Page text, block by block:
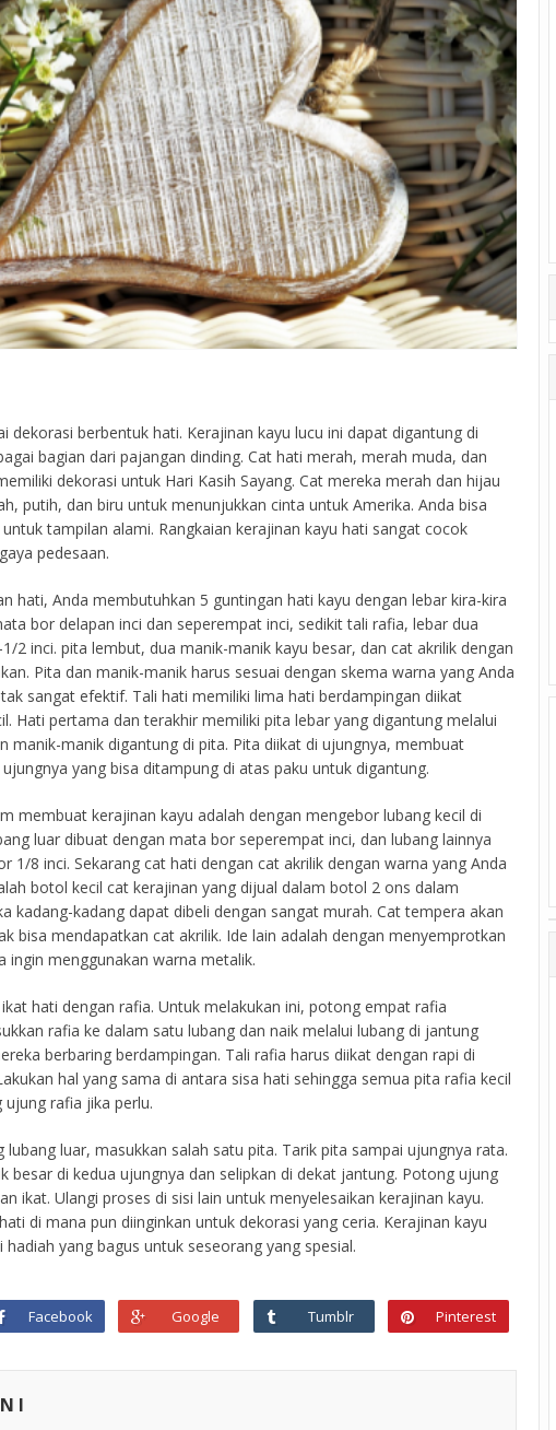
dekorasi berbentuk hati. Kerajinan kayu lucu ini dapat digantung di
bagian dari pajangan dinding. Cat hati merah, merah muda, dan
dekorasi untuk Hari Kasih Sayang. Cat mereka merah dan hijau
putih, dan biru untuk menunjukkan cinta untuk Amerika. Anda bisa
tampilan alami. Rangkaian kerajinan kayu hati sangat cocok
pedesaan.
hati, Anda membutuhkan 5 guntingan hati kayu dengan lebar kira-kira
bor delapan inci dan seperempat inci, sedikit tali rafia, lebar dua
2 inci. pita lembut, dua manik-manik kayu besar, dan cat akrilik dengan
Pita dan manik-manik harus sesuai dengan skema warna yang Anda
sangat efektif. Tali hati memiliki lima hati berdampingan diikat
Hati pertama dan terakhir memiliki pita lebar yang digantung melalui
manik-manik digantung di pita. Pita diikat di ujungnya, membuat
yang bisa ditampung di atas paku untuk digantung.
membuat kerajinan kayu adalah dengan mengebor lubang kecil di
luar dibuat dengan mata bor seperempat inci, dan lubang lainnya
1/8 inci. Sekarang cat hati dengan cat akrilik dengan warna yang Anda
botol kecil cat kerajinan yang dijual dalam botol 2 ons dalam
kadang-kadang dapat dibeli dengan sangat murah. Cat tempera akan
bisa mendapatkan cat akrilik. Ide lain adalah dengan menyemprotkan
ingin menggunakan warna metalik.
hati dengan rafia. Untuk melakukan ini, potong empat rafia
rafia ke dalam satu lubang dan naik melalui lubang di jantung
berbaring berdampingan. Tali rafia harus diikat dengan rapi di
hal yang sama di antara sisa hati sehingga semua pita rafia kecil
rafia jika perlu.
lubang luar, masukkan salah satu pita. Tarik pita sampai ujungnya rata.
besar di kedua ujungnya dan selipkan di dekat jantung. Potong ujung
ikat. Ulangi proses di sisi lain untuk menyelesaikan kerajinan kayu.
di mana pun diinginkan untuk dekorasi yang ceria. Kerajinan kayu
yang bagus untuk seseorang yang spesial.
Facebook Google Tumblr Pinterest
I